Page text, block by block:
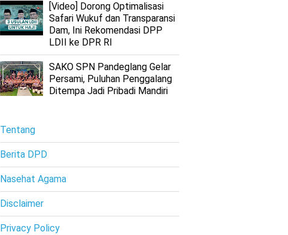
[Video] Dorong Optimalisasi
Safari Wukuf dan Transparansi
Dam, Ini Rekomendasi DPP
LDII ke DPR RI
SAKO SPN Pandeglang Gelar
Persami, Puluhan Penggalang
Ditempa Jadi Pribadi Mandiri
Tentang
Berita DPD
Nasehat Agama
Disclaimer
Privacy Policy